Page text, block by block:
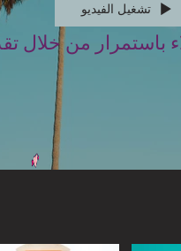
باستمرار من خلال
تشغيل الفيديو